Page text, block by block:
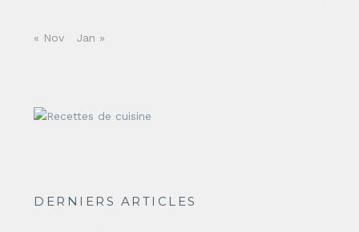
« Nov Jan »
DERNIERS ARTICLES